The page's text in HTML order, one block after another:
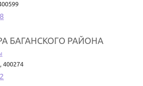
БАГАНСКОГО РАЙОНА
400274